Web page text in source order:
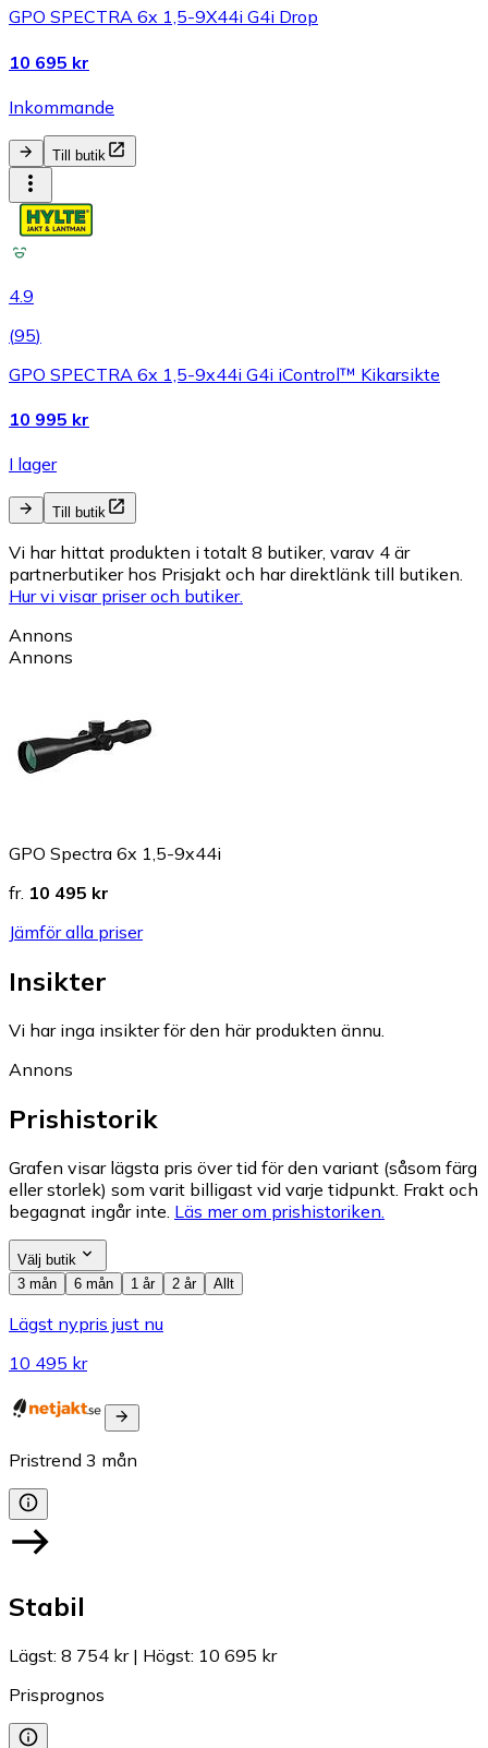
GPO SPECTRA 6x 1,5-9X44i G4i Drop
10 695 kr
Inkommande
Till butik
4.9
(95)
GPO SPECTRA 6x 1,5-9x44i G4i iControl™ Kikarsikte
10 995 kr
I lager
Till butik
Vi har hittat produkten i totalt 8 butiker, varav 4 är
partnerbutiker hos Prisjakt och har direktlänk till butiken.
Hur vi visar priser och butiker.
Annons
Annons
GPO Spectra 6x 1,5-9x44i
fr. 10 495 kr
Jämför alla priser
Insikter
Vi har inga insikter för den här produkten ännu.
Annons
Prishistorik
Grafen visar lägsta pris över tid för den variant (såsom färg
eller storlek) som varit billigast vid varje tidpunkt. Frakt och
begagnat ingår inte. Läs mer om prishistoriken.
Välj butik
3 mån
6 mån 1 år 2 år Allt
Lägst nypris just nu
10 495 kr
Pristrend 3 mån
Stabil
Lägst: 8 754 kr| Högst: 10 695 kr
Prisprognos